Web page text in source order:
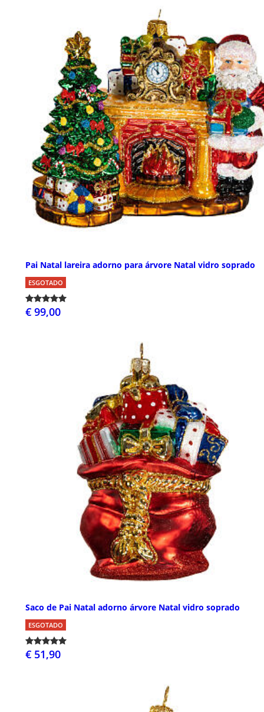
Pai Natal lareira adorno para árvore Natal vidro soprado
ESGOTADO
€ 99,00
Saco de Pai Natal adorno árvore Natal vidro soprado
ESGOTADO
€ 51,90